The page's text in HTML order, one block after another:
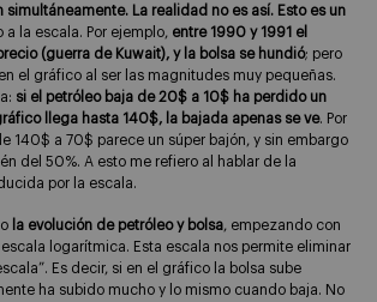
simultáneamente. La realidad no es así. Esto es un
la escala. Por ejemplo, entre 1990 y 1991 el
(guerra de Kuwait), y la bolsa se hundió; pero
el gráfico al ser las magnitudes muy pequeñas.
si el petróleo baja de 20$ a 10$ ha perdido un
llega hasta 140$, la bajada apenas se ve. Por
140$ a 70$ parece un súper bajón, y sin embargo
del 50%. A esto me refiero al hablar de la
por la escala.
la evolución de petróleo y bolsa, empezando con
logarítmica. Esta escala nos permite eliminar
Es decir, si en el gráfico la bolsa sube
ha subido mucho y lo mismo cuando baja. No